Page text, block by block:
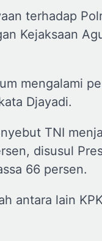
terhadap
Kejaksaan
mengalami
Djayadi.
TNI
disusul
66 persen.
antara lain